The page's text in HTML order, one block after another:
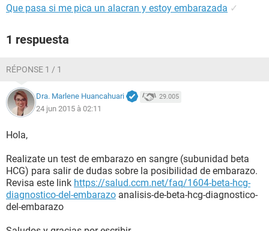
Que pasa si me pica un alacran y estoy embarazada ✓
1 respuesta
RÉPONSE 1 / 1
Dra. Marlene Huancahuari 29.005
24 jun 2015 à 02:11
Hola,
Realizate un test de embarazo en sangre (subunidad beta
HCG) para salir de dudas sobre la posibilidad de embarazo.
Revisa este link https://salud.ccm.net/faq/1604-beta-hcg-
diagnostico-del-embarazo analisis-de-beta-hcg-diagnostico-
del-embarazo